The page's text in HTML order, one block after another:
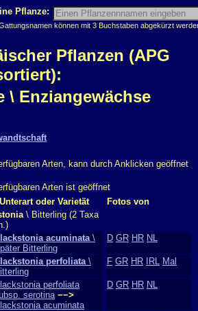
Pflanze:
können mit 3 Buchstaben abgekürzt
Pflanzen (APG
\ Enziangewächse
Arten, kann durch Anklicken geöffnet
Arten ist geöffnet
oder Varietät
Fotos von
\ Bitterling (2 Taxa
acuminata\
Bitterling
D GR HR NL
perfoliata\
F GR HR IRL Mal
perfoliata
serotina −−>
acuminata
D GR HR NL